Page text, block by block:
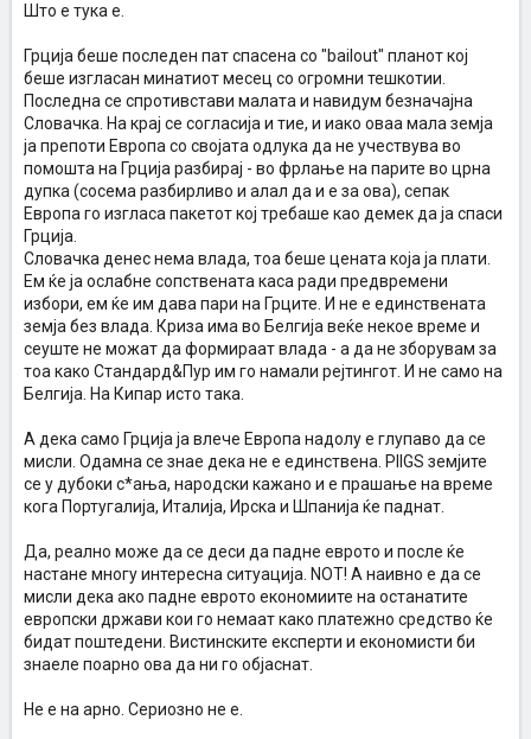
Што е тука е.
Грција беше последен пат спасена со "bailout" планот кој
беше изгласан минатиот месец со огромни тешкотии.
Последна се спротивстави малата и навидум безначајна
Словачка. На крај се согласија и тие, и иако оваа мала земја
ја препоти Европа со својата одлука да не учествува во
помошта на Грција разбирај - во фрлање на парите во црна
дупка (сосема разбирливо и алал да и е за ова), сепак
Европа го изгласа пакетот кој требаше као демек да ја спаси
Грција.
Словачка денес нема влада, тоа беше цената која ја плати.
Ем ќе ја ослабне сопствената каса ради предвремени
избори, ем ќе им дава пари на Грците. И не е единствената
земја без влада. Криза има во Белгија веќе некое време и
сеуште не можат да формираат влада - а да не зборувам за
тоа како Стандард&Пур им го намали рејтингот. И не само на
Белгија. На Кипар исто така.
А дека само Грција ја влече Европа надолу е глупаво да се
мисли. Одамна се знае дека не е единствена. PIIGS земјите
се у дубоки с*ања, народски кажано и е прашање на време
кога Португалија, Италија, Ирска и Шпанија ќе паднат.
Да, реално може да се деси да падне еврото и после ќе
настане многу интересна ситуација. NOT! А наивно е да се
мисли дека ако падне еврото економиите на останатите
европски држави кои го немаат како платежно средство ќе
бидат поштедени. Вистинските експерти и економисти би
знаеле поарно ова да ни го објаснат.
Не е на арно. Сериозно не е.